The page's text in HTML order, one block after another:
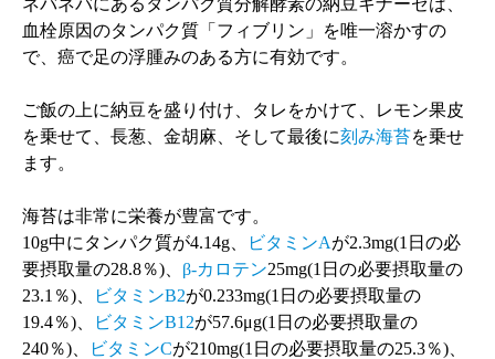
ネバネバにあるタンパク質分解酵素の納豆キナーゼは、
血栓原因のタンパク質「フィブリン」を唯一溶かすの
で、癌で足の浮腫みのある方に有効です。
ご飯の上に納豆を盛り付け、タレをかけて、レモン果皮
を乗せて、長葱、金胡麻、そして最後に刻み海苔を乗せ
ます。
海苔は非常に栄養が豊富です。
10g中にタンパク質が4.14g、
ビタミンAが2.3mg(1日の必
要摂取量の28.8％)、 β-カロテン25mg(1日の必要摂取量の
23.1％)、
ビタミンB2が0.233mg(1日の必要摂取量の
19.4％)、
ビタミンB12が57.6μg(1日の必要摂取量の
240％)、
ビタミンCが210mg(1日の必要摂取量の25.3％)、